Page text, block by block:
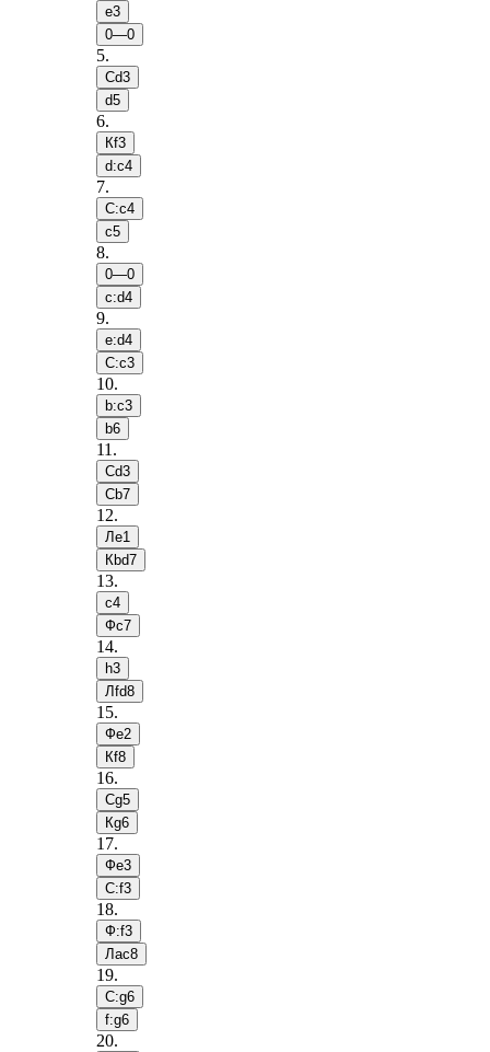
e3
0—0
5.
Сd3
d5
6.
Кf3
d:c4
7.
С:c4
c5
8.
0—0
c:d4
9.
e:d4
С:c3
10.
b:c3
b6
11 .
Сd3
Сb7
12.
Лe1
Кbd7
13.
c4
Фc7
14.
h3
Лfd8
15.
Фe2
Кf8
16.
Сg5
Кg6
17.
Фe3
С:f3
18.
Ф:f3
Лac8
19.
С:g6
f:g6
20.